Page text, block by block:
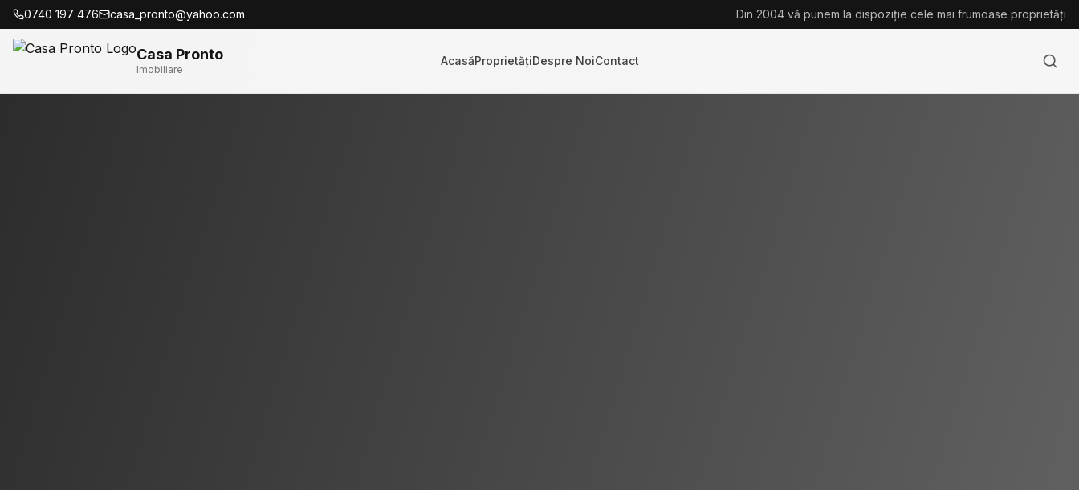
0740 197 476 casa_pronto@yahoo.com Din 2004 vă punem la dispoziție cele mai frumoase proprietăți
Casa Pronto
Imobiliare
AcasăProprietățiDespre NoiContact